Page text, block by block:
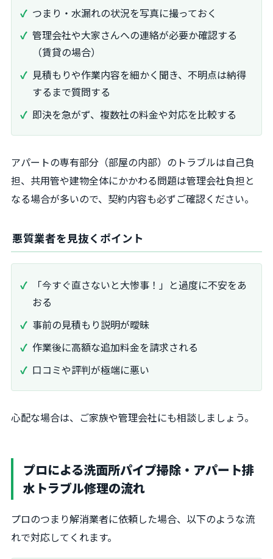
つまり・水漏れの状況を写真に撮っておく
管理会社や大家さんへの連絡が必要か確認する
（賃貸の場合）
見積もりや作業内容を細かく聞き、不明点は納得
するまで質問する
即決を急がず、複数社の料金や対応を比較する
アパートの専有部分（部屋の内部）のトラブルは自己負
担、共用管や建物全体にかかわる問題は管理会社負担と
なる場合が多いので、契約内容も必ずご確認ください。
悪質業者を見抜くポイント
「今すぐ直さないと大惨事！」と過度に不安をあ
おる
事前の見積もり説明が曖昧
作業後に高額な追加料金を請求される
口コミや評判が極端に悪い
心配な場合は、ご家族や管理会社にも相談しましょう。
プロによる洗面所パイプ掃除・アパート排
水トラブル修理の流れ
プロのつまり解消業者に依頼した場合、以下のような流
れで対応してくれます。